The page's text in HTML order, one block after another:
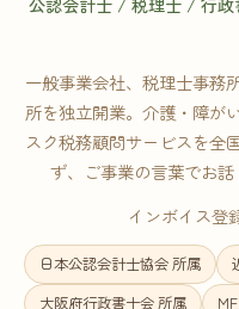
公認会計士 / 税理士 / 行
一般事業会社、税理士事務
所を独立開業。介護・障が
スク税務顧問サービスを全
ず、ご事業の言葉でお話
インボイス登
日本公認会計士協会 所属
大阪府行政書士会 所属